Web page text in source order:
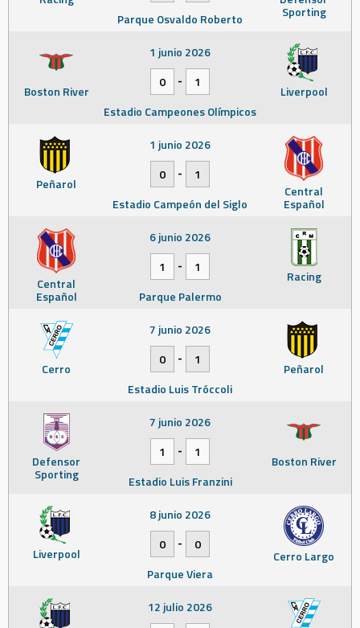
Sporting
Parque Osvaldo Roberto
Boston River Liverpool
1 junio 2026
0
-
1
Estadio Campeones Olímpicos
Peñarol Central
Español
1 junio 2026
0
-
1
Estadio Campeón del Siglo
Central
Español
Racing
6 junio 2026
1
-
1
Parque Palermo
Cerro Peñarol
7 junio 2026
0
-
1
Estadio Luis Tróccoli
Defensor
Sporting
Boston River
7 junio 2026
1
-
1
Estadio Luis Franzini
Liverpool Cerro Largo
8 junio 2026
0
-
0
Parque Viera
12 julio 2026